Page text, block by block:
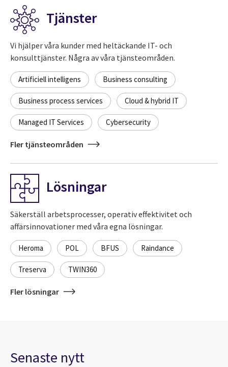
Tjänster
Vi hjälper våra kunder med heltäckande IT- och
konsulttjänster. Några av våra tjänsteområden.
Artificiell intelligens Business consulting
Business process services Cloud & hybrid IT
Managed IT Services Cybersecurity
Fler tjänsteområden
Lösningar
Säkerställ arbetsprocesser, operativ effektivitet och
affärsinnovationer med våra egna lösningar.
Heroma POL BFUS Raindance
Treserva TWIN360
Fler lösningar
Senaste nytt